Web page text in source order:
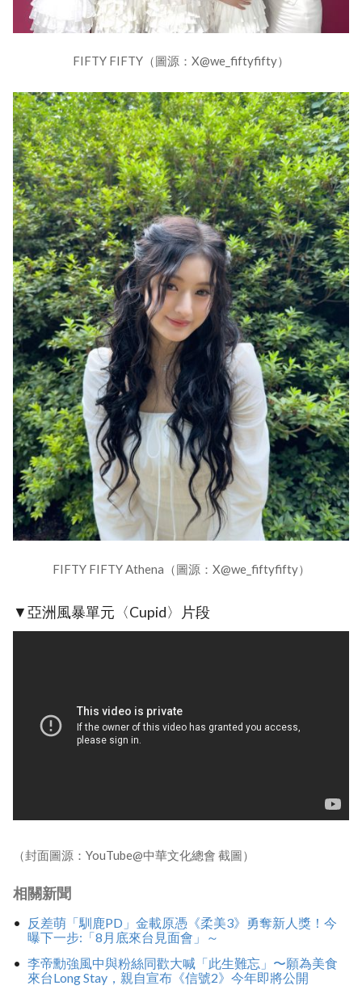
FIFTY FIFTY（圖源：X@we_fiftyfifty）
FIFTY FIFTY Athena（圖源：X@we_fiftyfifty）
▼亞洲風暴單元〈Cupid〉片段
（封面圖源：YouTube@中華文化總會 截圖）
相關新聞
反差萌「馴鹿PD」金載原憑《柔美3》勇奪新人獎！今
曝下一步:「8月底來台見面會」～
李帝勳強風中與粉絲同歡大喊「此生難忘」〜願為美食
來台Long Stay，親自宣布《信號2》今年即將公開